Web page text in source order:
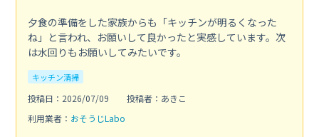
夕食の準備をした家族からも「キッチンが明るくなった
ね」と言われ、お願いして良かったと実感しています。次
は水回りもお願いしてみたいです。
キッチン清掃
投稿日：2026/07/09
投稿者：あきこ
利用業者： おそうじLabo